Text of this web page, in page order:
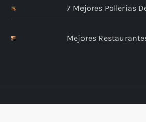
7 Mejores Pollerías
Mejores